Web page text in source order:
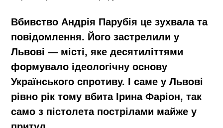
Вбивство Андрія Парубія це зухвала та
повідомлення. Його застрелили у
Львові — місті, яке десятиліттями
формувало ідеологічну основу
Українського спротиву. І саме у Львові
рівно рік тому вбита Ірина Фаріон, так
само з пістолета пострілами майже у